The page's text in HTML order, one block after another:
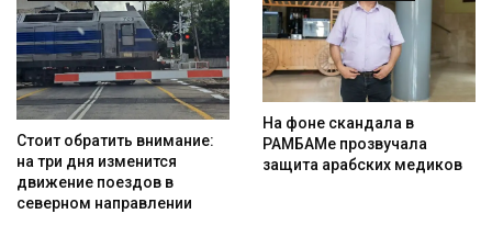
Стоит обратить внимание:
на три дня изменится
движение поездов в
северном направлении
На фоне скандала в
РАМБАМе прозвучала
защита арабских медиков